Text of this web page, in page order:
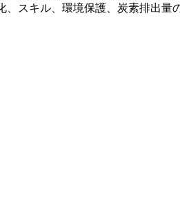
スキル、環境保護、炭素排出